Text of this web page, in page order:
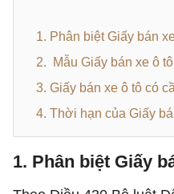
1. Phân biệt Giấy bán
2. Mẫu Giấy bán xe ô
3. Giấy bán xe ô tô có
4. Thời hạn của Giấy
1. Phân biệt Giấy